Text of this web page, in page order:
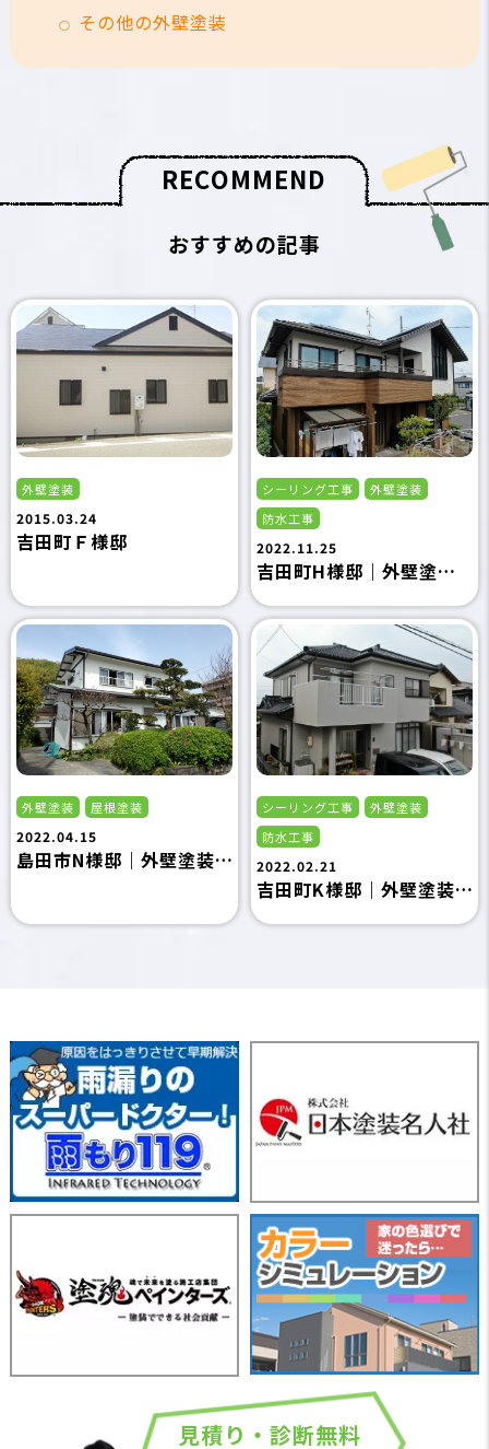
その他の外壁塗装
RECOMMEND
おすすめの記事
外壁塗装
2015.03.24
吉田町Ｆ様邸
シーリング工事
外壁塗装
防水工事
2022.11.25
吉田町H様邸｜外壁塗装・ベランダ防水・シーリング工事｜島田市の外壁塗装専門店フジタ塗装
外壁塗装 屋根塗装
2022.04.15
島田市N様邸｜外壁塗装・屋根塗装｜島田市の外壁塗装専門店フジタ塗装
シーリング工事
外壁塗装
防水工事
2022.02.21
吉田町K様邸｜外壁塗装・シーリング工事・防水工事｜島田市の外壁塗装専門店フジタ塗装
見積り・診断無料